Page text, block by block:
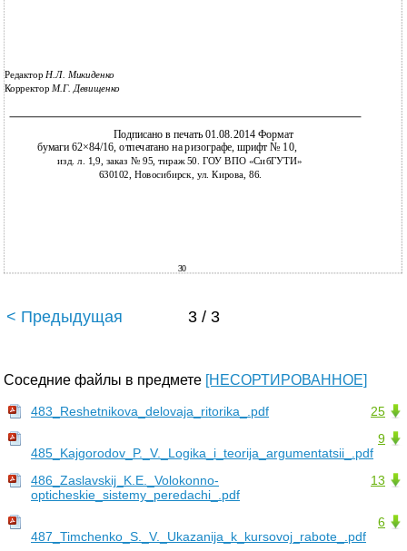
РедакторН.Л. Микиденко
Корректор М.Г. Девищенко
Подписано в печать 01.08.2014 Формат
бумаги 62×84/16, отпечатано на ризографе, шрифт № 10,
изд. л. 1,9, заказ № 95, тираж 50. ГОУ ВПО «СибГУТИ»
630102, Новосибирск, ул. Кирова, 86.
30
< Предыдущая 3 / 3
Соседние файлы в предмете [НЕСОРТИРОВАННОЕ]
25
483_Reshetnikova_delovaja_ritorika_.pdf
9
485_Kajgorodov_P._V._Logika_i_teorija_argumentatsii_.pdf
13
486_Zaslavskij_K.E._Volokonno-
opticheskie_sistemy_peredachi_.pdf
6
487_Timchenko_S._V._Ukazanija_k_kursovoj_rabote_.pdf